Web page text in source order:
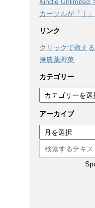
カーソルが「｜
リンク
クリックで救え
無農薬野菜
カテゴリー
カ
テ
ゴ
ー
アーカイブ
ー